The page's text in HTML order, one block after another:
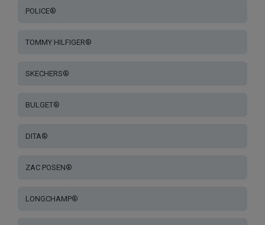
POLICE®
TOMMY HILFIGER®
SKECHERS®
BULGET®
DITA®
ZAC POSEN®
LONGCHAMP®